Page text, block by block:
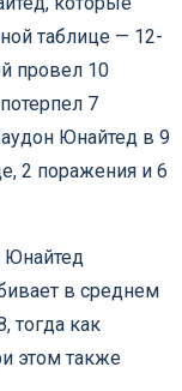
таблице — 12-
провел 10
7
Юнайтед в 9
2 поражения и 6
Юнайтед
в среднем
тогда как
этом также